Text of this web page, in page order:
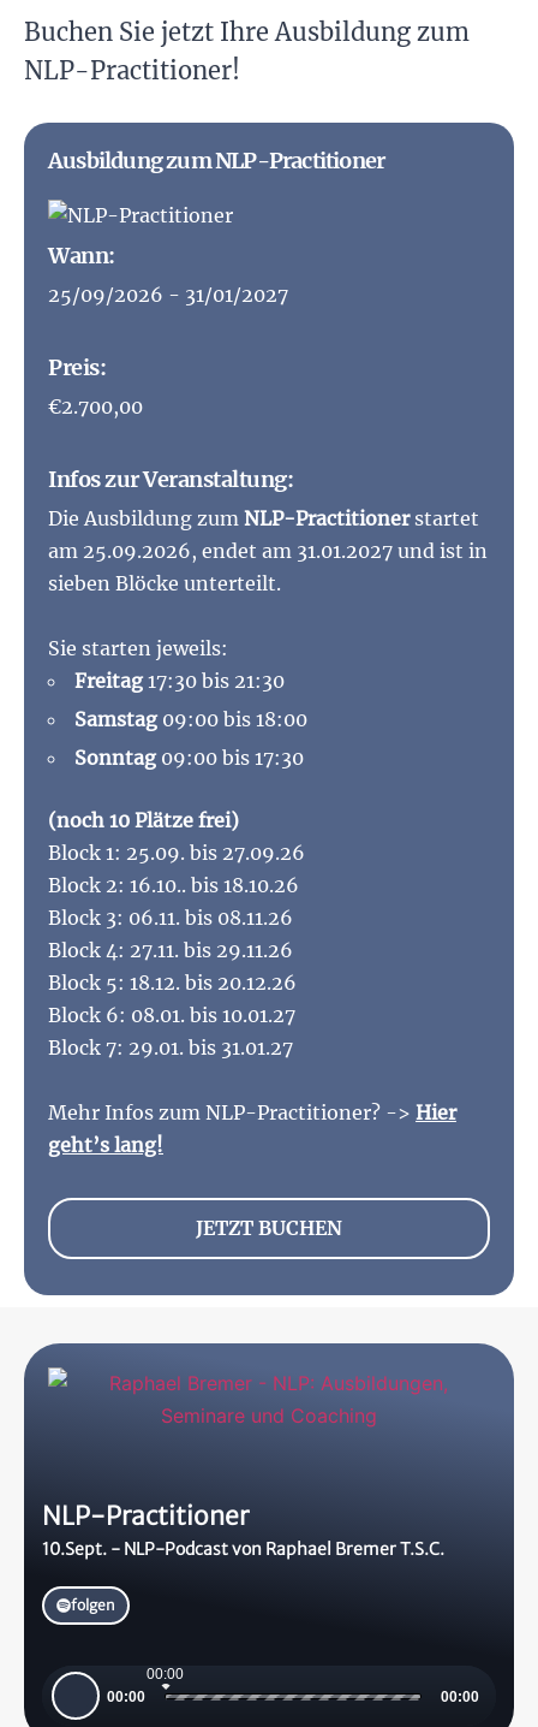
Buchen Sie jetzt Ihre Ausbildung zum
NLP-Practitioner!
Ausbildung zum NLP-Practitioner
Wann:
25/09/2026 - 31/01/2027
Preis:
€2.700,00
Infos zur Veranstaltung:
Die Ausbildung zum NLP-Practitionerstartet
am 25.09.2026, endet am 31.01.2027 und ist in
sieben Blöcke unterteilt.
Sie starten jeweils:
Freitag17:30 bis 21:30
Samstag09:00 bis 18:00
Sonntag09:00 bis 17:30
(noch 10 Plätze frei)
Block 1: 25.09. bis 27.09.26
Block 2: 16.10.. bis 18.10.26
Block 3: 06.11. bis 08.11.26
Block 4: 27.11. bis 29.11.26
Block 5: 18.12. bis 20.12.26
Block 6: 08.01. bis 10.01.27
Block 7: 29.01. bis 31.01.27
Mehr Infos zum NLP-Practitioner? -> Hier
geht’s lang!
JETZT BUCHEN
NLP-Practitioner
10.Sept. - NLP-Podcast von Raphael Bremer T.S.C.
folgen
Audio-
Player
00:00
00:00
00:00